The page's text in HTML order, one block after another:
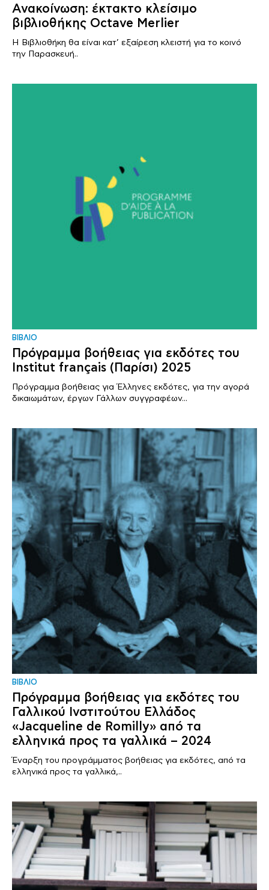
Ανακοίνωση: έκτακτο κλείσιμο
βιβλιοθήκης Octave Merlier
Η Βιβλιοθήκη θα είναι κατ’ εξαίρεση κλειστή για το κοινό
την Παρασκευή..
ΒΙΒΛΙΟ
Πρόγραμμα βοήθειας για εκδότες του
Institut français (Παρίσι) 2025
Πρόγραμμα βοήθειας για Έλληνες εκδότες, για την αγορά
δικαιωμάτων, έργων Γάλλων συγγραφέων...
ΒΙΒΛΙΟ
Πρόγραμμα βοήθειας για εκδότες του
Γαλλικού Ινστιτούτου Ελλάδος
«Jacqueline de Romilly» από τα
ελληνικά προς τα γαλλικά – 2024
Έναρξη του προγράμματος βοήθειας για εκδότες, από τα
ελληνικά προς τα γαλλικά,..